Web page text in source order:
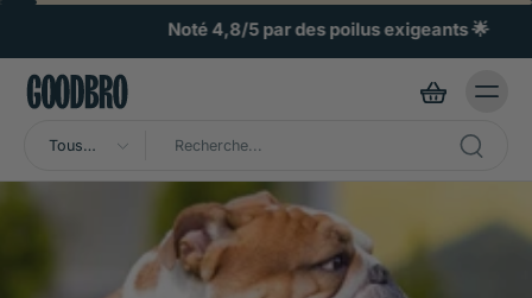
Noté 4,8/5 par des poilus exigeants 🌟
Tous